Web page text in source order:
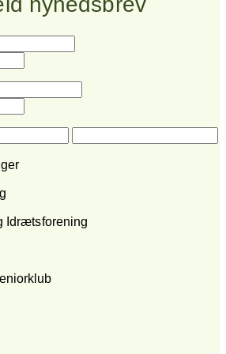
Idrætsforening